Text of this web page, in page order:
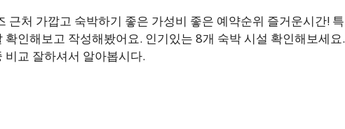
근처 가깝고 숙박하기 좋은 가성비 좋은 예약순위 즐거운시간! 특
인해보고 작성해봤어요. 인기있는 8개 숙박 시설 확인해보세요.
교 잘하셔서 알아봅시다.